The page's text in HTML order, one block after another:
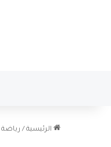
الرئيسية / رياضة